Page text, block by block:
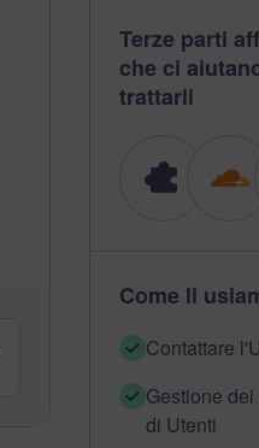
Terze parti
che ci
trattarli
Come li
Contattare
Gestione
di Utenti